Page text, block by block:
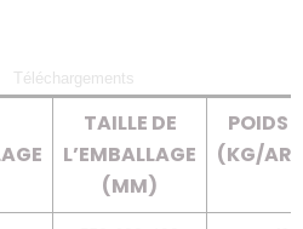
Téléchargements
TAILLE DE
L’EMBALLAGE
(MM)
POIDS
(KG/